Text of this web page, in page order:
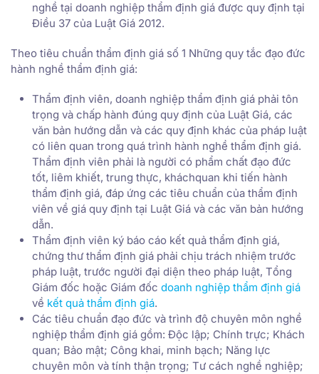
nghề tại doanh nghiệp thẩm định giá được quy định tại
Điều 37 của Luật Giá 2012.
Theo tiêu chuẩn thẩm định giá số 1 Những quy tắc đạo đức
hành nghề thẩm định giá:
Thẩm định viên, doanh nghiệp thẩm định giá phải tôn
trọng và chấp hành đúng quy định của Luật Giá, các
văn bản hướng dẫn và các quy định khác của pháp luật
có liên quan trong quá trình hành nghề thẩm định giá.
Thẩm định viên phải là người có phẩm chất đạo đức
tốt, liêm khiết, trung thực, kháchquan khi tiến hành
thẩm định giá, đáp ứng các tiêu chuẩn của thẩm định
viên về giá quy định tại Luật Giá và các văn bản hướng
dẫn.
Thẩm định viên ký báo cáo kết quả thẩm định giá,
chứng thư thẩm định giá phải chịu trách nhiệm trước
pháp luật, trước người đại diện theo pháp luật, Tổng
Giám đốc hoặc Giám đốc doanh nghiệp thẩm định giá
về kết quả thẩm định giá.
Các tiêu chuẩn đạo đức và trình độ chuyên môn nghề
nghiệp thẩm định giá gồm: Độc lập; Chính trực; Khách
quan; Bảo mật; Công khai, minh bạch; Năng lực
chuyên môn và tính thận trọng; Tư cách nghề nghiệp;